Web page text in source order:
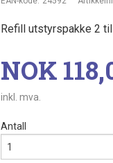
Refill utstyrspakke 2
Pris
NOK
inkl. mva.
Antall